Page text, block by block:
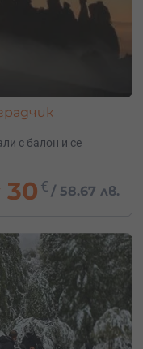
с балон и се
30 € /58.67 лв.